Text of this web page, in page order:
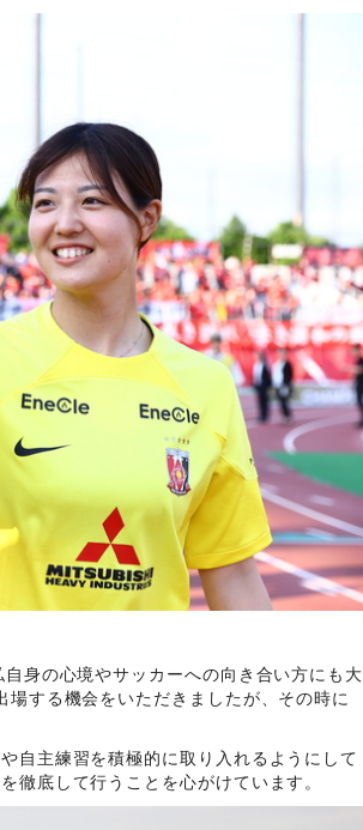
身の心境やサッカーへの向き合い方にも大
する機会をいただきましたが、その時に
自主練習を積極的に取り入れるようにして
徹底して行うことを心がけています。